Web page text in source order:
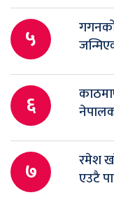
५
६
७
रमेश
एउटै